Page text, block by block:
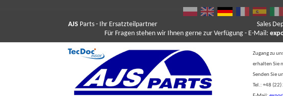
AJS Parts - Ihr Ersatzteilpartner
Für Fragen stehen wir Ihnen gerne zur Verfügung - E-Mail:
Sales
Zugang zu
erhalten Sie
Senden Sie
Tel.: +48